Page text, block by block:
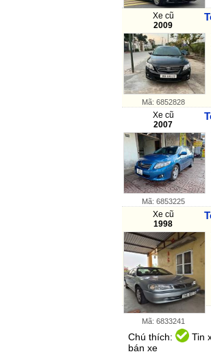
Mã: 6878233
Xe cũ
2009
Mã: 6852828
Xe cũ
2007
Mã: 6853225
Xe cũ
1998
Mã: 6833241
Chú thích:
Tin
bán xe